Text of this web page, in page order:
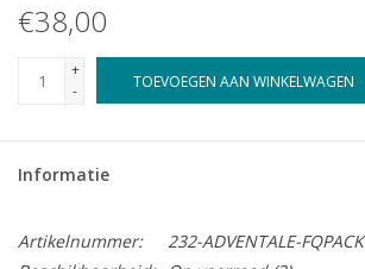
€38,00
+
-
TOEVOEGEN AAN WINKELWAGEN
Informatie
Artikelnummer:
232-ADVENTALE-FQPACK